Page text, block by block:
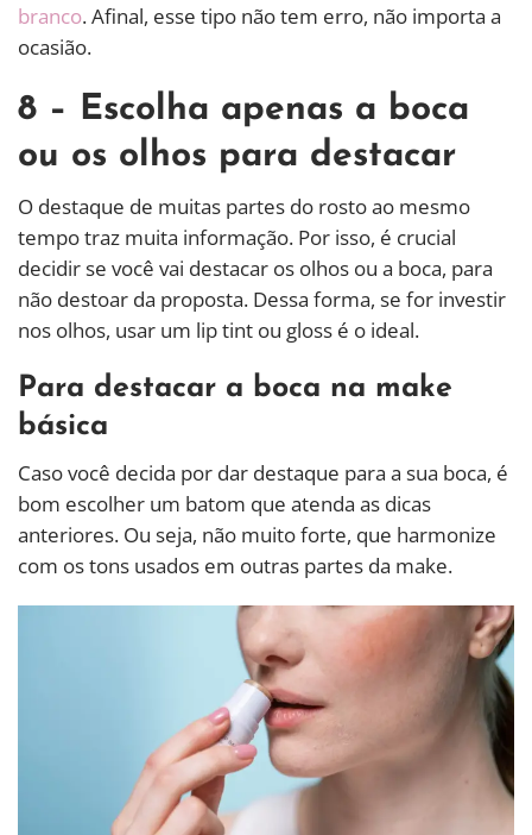
branco. Afinal, esse tipo não tem erro, não importa a
ocasião.
8 – Escolha apenas a boca
ou os olhos para destacar
O destaque de muitas partes do rosto ao mesmo
tempo traz muita informação. Por isso, é crucial
decidir se você vai destacar os olhos ou a boca, para
não destoar da proposta. Dessa forma, se for investir
nos olhos, usar um lip tint ou gloss é o ideal.
Para destacar a boca na make
básica
Caso você decida por dar destaque para a sua boca, é
bom escolher um batom que atenda as dicas
anteriores. Ou seja, não muito forte, que harmonize
com os tons usados em outras partes da make.